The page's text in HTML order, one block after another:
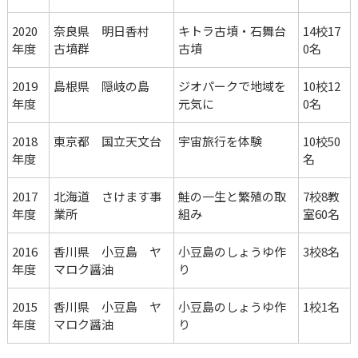
2020
年度
奈良県　明日香村
古墳群
キトラ古墳・石舞台
古墳
14校17
0名
2019
年度
島根県　隠岐の島
ジオパークで地域を
元気に
10校12
0名
2018
年度
東京都　国立天文台 宇宙旅行を体験
10校50
名
2017
年度
北海道　さけます事
業所
鮭の一生と繁殖の取
組み
7校8教
室60名
2016
年度
香川県　小豆島　ヤ
マロク醤油
小豆島のしょうゆ作
り
3校8名
2015
年度
香川県　小豆島　ヤ
マロク醤油
小豆島のしょうゆ作
り
1校1名